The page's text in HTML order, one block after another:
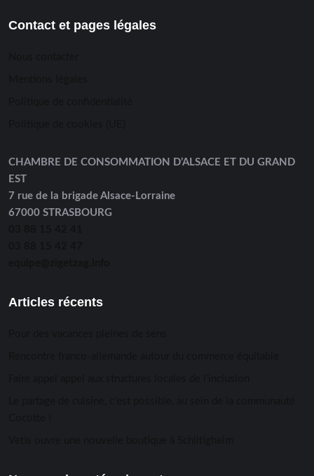
Contact et pages légales
CHAMBRE DE CONSOMMATION D’ALSACE ET DU GRAND
EST
7 rue de la brigade Alsace-Lorraine
67000 STRASBOURG
Articles récents